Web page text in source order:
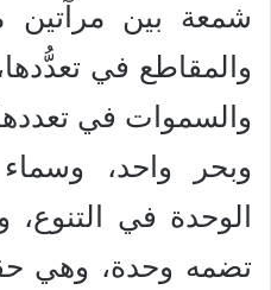
شمعة بين مرآتين
والمقاطع في
والسموات في
وبحر واحد،
الوحدة في التنوع،
تضمه وحدة، وهي